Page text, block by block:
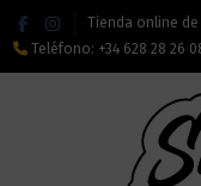
Tienda online de
Teléfono: +34 628 28 26